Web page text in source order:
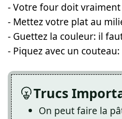
- Votre four doit
- Mettez votre plat au
- Guettez la couleur: il
- Piquez avec un
Trucs
On peut faire la